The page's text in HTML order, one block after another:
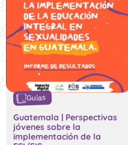
Guías
Guatemala | Perspectivas
jóvenes sobre la
implementación de la